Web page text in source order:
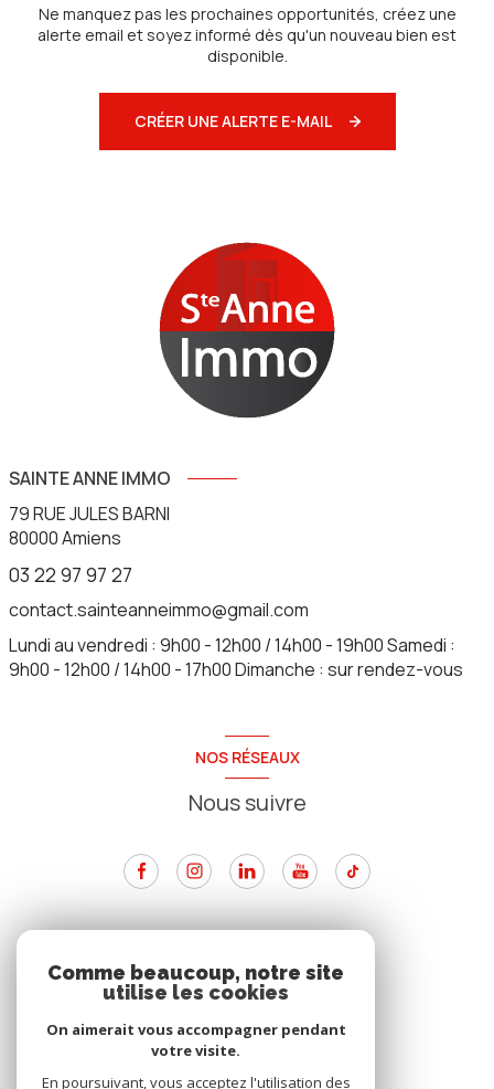
Ne manquez pas les prochaines opportunités, créez une
alerte email et soyez informé dès qu'un nouveau bien est
disponible.
CRÉER UNE ALERTE E-MAIL
SAINTE ANNE IMMO
79 RUE JULES BARNI
80000Amiens
03 22 97 97 27
contact.sainteanneimmo@gmail.com
Lundi au vendredi : 9h00 - 12h00 / 14h00 - 19h00 Samedi :
9h00 - 12h00 / 14h00 - 17h00 Dimanche : sur rendez-vous
NOS RÉSEAUX
Nous suivre
Nous adhérons
Comme beaucoup, notre site
utilise les cookies
On aimerait vous accompagner pendant
votre visite.
En poursuivant, vous acceptez l'utilisation des